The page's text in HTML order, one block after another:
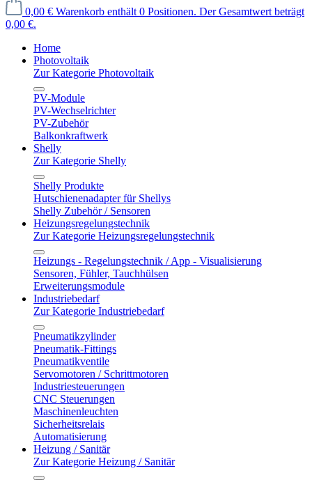
0,00 € Warenkorb enthält 0 Positionen. Der Gesamtwert beträgt
0,00 €.
Home
Photovoltaik
Zur Kategorie Photovoltaik
PV-Module
PV-Wechselrichter
PV-Zubehör
Balkonkraftwerk
Shelly
Zur Kategorie Shelly
Shelly Produkte
Hutschienenadapter für Shellys
Shelly Zubehör / Sensoren
Heizungsregelungstechnik
Zur Kategorie Heizungsregelungstechnik
Heizungs - Regelungstechnik / App - Visualisierung
Sensoren, Fühler, Tauchhülsen
Erweiterungsmodule
Industriebedarf
Zur Kategorie Industriebedarf
Pneumatikzylinder
Pneumatik-Fittings
Pneumatikventile
Servomotoren / Schrittmotoren
Industriesteuerungen
CNC Steuerungen
Maschinenleuchten
Sicherheitsrelais
Automatisierung
Heizung / Sanitär
Zur Kategorie Heizung / Sanitär